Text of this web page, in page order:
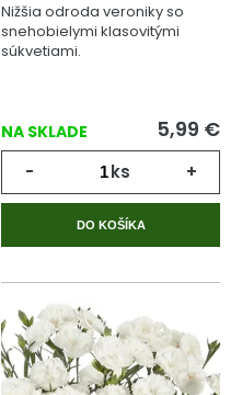
Nižšia odroda veroniky so
snehobielymi klasovitými
súkvetiami.
NA SKLADE 5,99 €
- ks +
DO KOŠÍKA